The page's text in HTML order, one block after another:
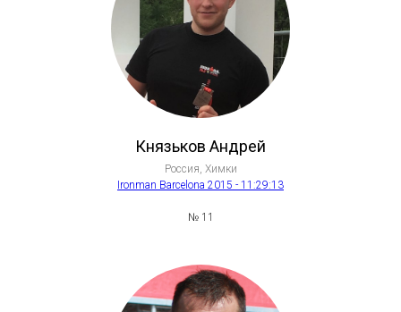
Князьков Андрей
Россия, Химки
Ironman Barcelona 2015 - 11:29:13
№ 11